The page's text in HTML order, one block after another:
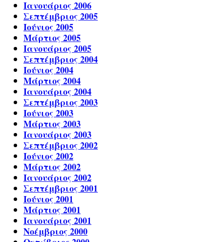
Ιανουάριος 2006
Σεπτέμβριος 2005
Ιούνιος 2005
Μάρτιος 2005
Ιανουάριος 2005
Σεπτέμβριος 2004
Ιούνιος 2004
Μάρτιος 2004
Ιανουάριος 2004
Σεπτέμβριος 2003
Ιούνιος 2003
Μάρτιος 2003
Ιανουάριος 2003
Σεπτέμβριος 2002
Ιούνιος 2002
Μάρτιος 2002
Ιανουάριος 2002
Σεπτέμβριος 2001
Ιούνιος 2001
Μάρτιος 2001
Ιανουάριος 2001
Νοέμβριος 2000